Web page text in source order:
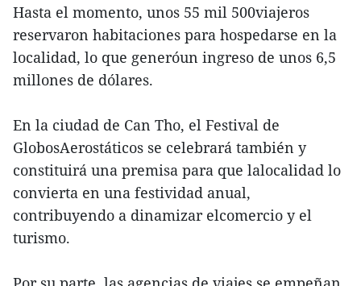
Hasta el momento, unos 55 mil 500viajeros
reservaron habitaciones para hospedarse en la
localidad, lo que generóun ingreso de unos 6,5
millones de dólares.
En la ciudad de Can Tho, el Festival de
GlobosAerostáticos se celebrará también y
constituirá una premisa para que lalocalidad lo
convierta en una festividad anual,
contribuyendo a dinamizar elcomercio y el
turismo.